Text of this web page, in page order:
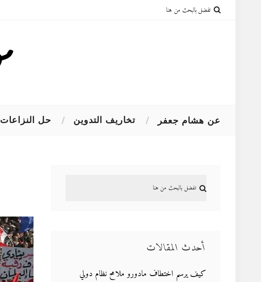
حل النزاعات تخاريف التدوين عن هشام جعفر
أحدث المقالات
كيف يرسم اختطاف مادورو ملامح نظام دولي